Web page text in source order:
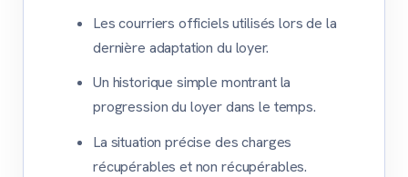
Les courriers officiels utilisés lors de la
dernière adaptation du loyer.
Un historique simple montrant la
progression du loyer dans le temps.
La situation précise des charges
récupérables et non récupérables.